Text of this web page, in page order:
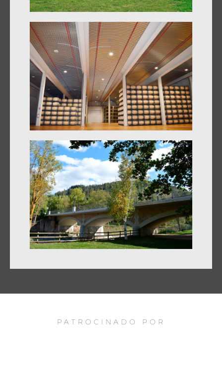
PATROCINADO POR